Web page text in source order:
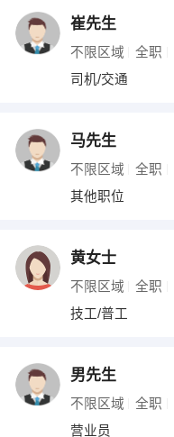
崔先生
不限区域 全职
司机/交通
马先生
不限区域 全职
其他职位
黄女士
不限区域 全职
技工/普工
男先生
不限区域 全职
营业员